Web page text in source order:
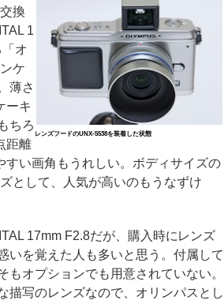
レンズフードのUNX-5538を装着した状態
換
1
オ
ケ
薄さ
ーキ
ちろ
距離
すい画角もうれしい。ボディサイズの
として、人気が高いのもうなずけ
17mm F2.8だが、購入時にレンズ
いを覚えた人も多いと思う。付属して
もオプションでも用意されていない。
描写のレンズなので、オリンパスとし